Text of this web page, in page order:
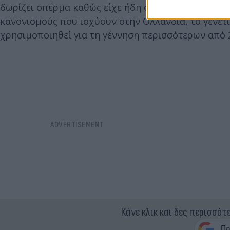
δωρίζει σπέρμα καθώς είχε ήδη συμβάλει στη
κανονισμούς που ισχύουν στην Ολλανδία, το
χρησιμοποιηθεί για τη γέννηση περισσότερων από
Κάνε κλικ και δες